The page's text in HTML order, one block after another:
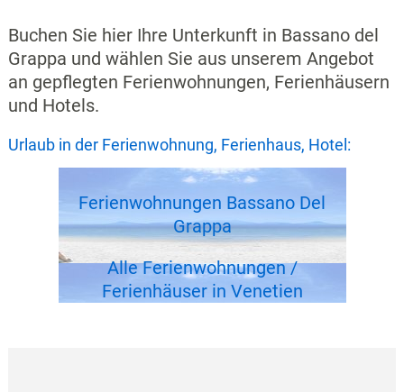
Buchen Sie hier Ihre Unterkunft in Bassano del
Grappa und wählen Sie aus unserem Angebot
an gepflegten Ferienwohnungen, Ferienhäusern
und Hotels.
Urlaub in der Ferienwohnung, Ferienhaus, Hotel:
Ferienwohnungen Bassano Del
Grappa
Alle Ferienwohnungen /
Ferienhäuser in Venetien